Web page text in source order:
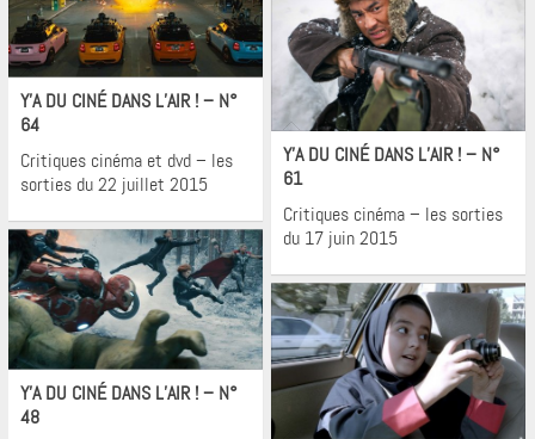
Cinéma
Y’A DU CINÉ DANS L’AIR ! – N°
64
Critiques cinéma et dvd – les
sorties du 22 juillet 2015
Cinéma
Y’A DU CINÉ DANS L’AIR ! – N°
61
Critiques cinéma – les sorties
du 17 juin 2015
Cinéma
Y’A DU CINÉ DANS L’AIR ! – N°
48
Cinéma